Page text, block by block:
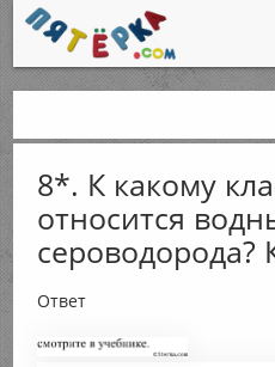
8*. К какому
относится
сероводорода?
Ответ